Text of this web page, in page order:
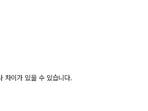
차이가 있을 수 있습니다.